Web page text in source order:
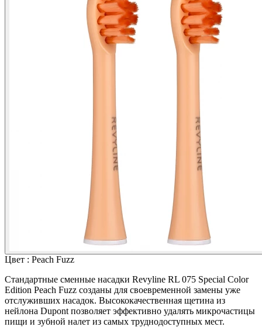
Цвет : Peach Fuzz
Стандартные сменные насадки Revyline RL 075 Special Color
Edition Peach Fuzz созданы для своевременной замены уже
отслуживших насадок. Высококачественная щетина из
нейлона Dupont позволяет эффективно удалять микрочастицы
пищи и зубной налет из самых труднодоступных мест.